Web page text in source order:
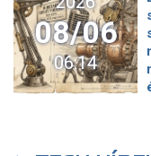
08/06
06:14